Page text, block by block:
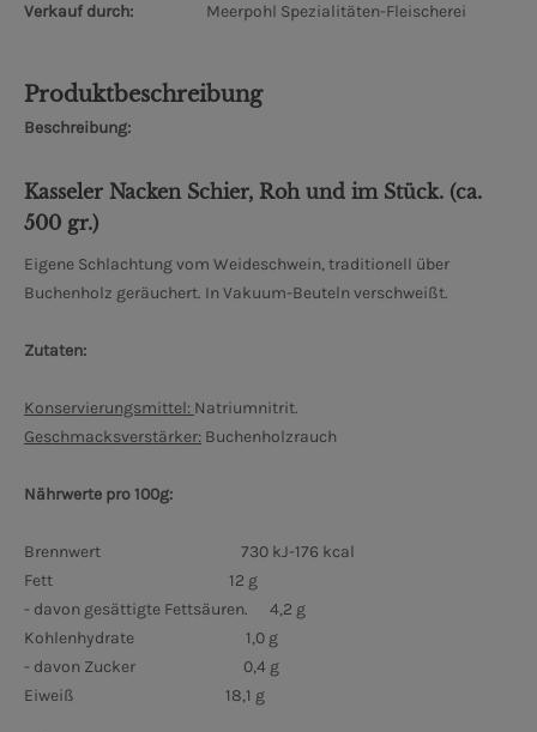
Verkauf durch: Meerpohl Spezialitäten-Fleischerei
Produktbeschreibung
Beschreibung:
Kasseler Nacken Schier, Roh und im Stück. (ca.
500 gr.)
Eigene Schlachtung vom Weideschwein, traditionell über
Buchenholz geräuchert. In Vakuum-Beuteln verschweißt.
Zutaten:
Konservierungsmittel: Natriumnitrit.
Geschmacksverstärker: Buchenholzrauch
Nährwerte pro 100g:
Brennwert 730 kJ-176 kcal
Fett 12 g
- davon gesättigte Fettsäuren. 4,2 g
Kohlenhydrate 1,0 g
- davon Zucker 0,4 g
Eiweiß 18,1 g